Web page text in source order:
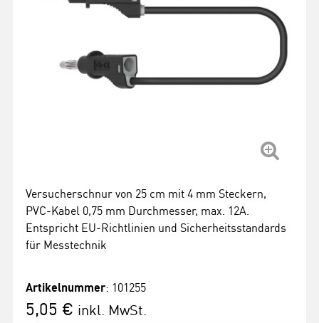
Versucherschnur von 25 cm mit 4 mm Steckern,
PVC-Kabel 0,75 mm Durchmesser, max. 12A.
Entspricht EU-Richtlinien und Sicherheitsstandards
für Messtechnik
Artikelnummer: 101255
5,05 € inkl. MwSt.